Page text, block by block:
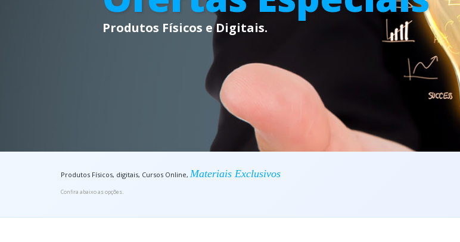
Produtos Físicos e Digitais.
Produtos Físicos, digitais, Cursos Online, Materiais Exclusivos
Confira abaixo as opções.